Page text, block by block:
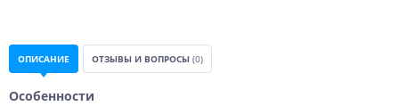
ОПИСАНИЕ ОТЗЫВЫ И ВОПРОСЫ (0)
Особенности